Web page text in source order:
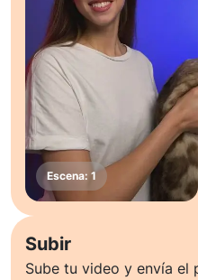
Subir
Sube tu video y envía el